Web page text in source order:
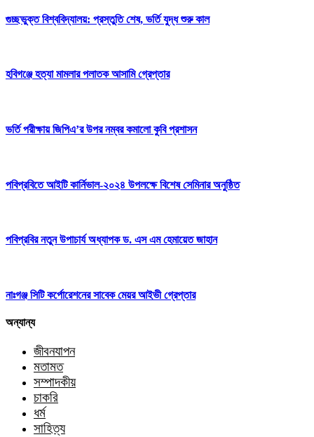
গুচ্ছভুক্ত বিশ্ববিদ্যালয়: প্রস্তুতি শেষ, ভর্তি যুদ্ধ শুরু কাল
হবিগঞ্জে হত্যা মামলার পলাতক আসামি গ্রেপ্তার
ভর্তি পরীক্ষায় জিপিএ’র উপর নম্বর কমালো কুবি প্রশাসন
পবিপ্রবিতে আইটি কার্নিভাল-২০২৪ উপলক্ষে বিশেষ সেমিনার অনুষ্ঠিত
পবিপ্রবির নতুন উপাচার্য অধ্যাপক ড. এস এম হেমায়েত জাহান
নাঃগঞ্জ সিটি কর্পোরেশনের সাবেক মেয়র আইভী গ্রেপ্তার
অন্যান্য
জীবনযাপন
মতামত
সম্পাদকীয়
চাকরি
ধর্ম
সাহিত্য